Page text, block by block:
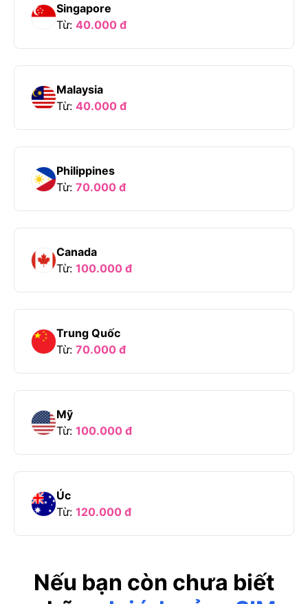
Singapore
Từ: 40.000 đ
Malaysia
Từ: 40.000 đ
Philippines
Từ: 70.000 đ
Canada
Từ: 100.000 đ
Trung Quốc
Từ: 70.000 đ
Mỹ
Từ: 100.000 đ
Úc
Từ: 120.000 đ
Nếu bạn còn chưa biết